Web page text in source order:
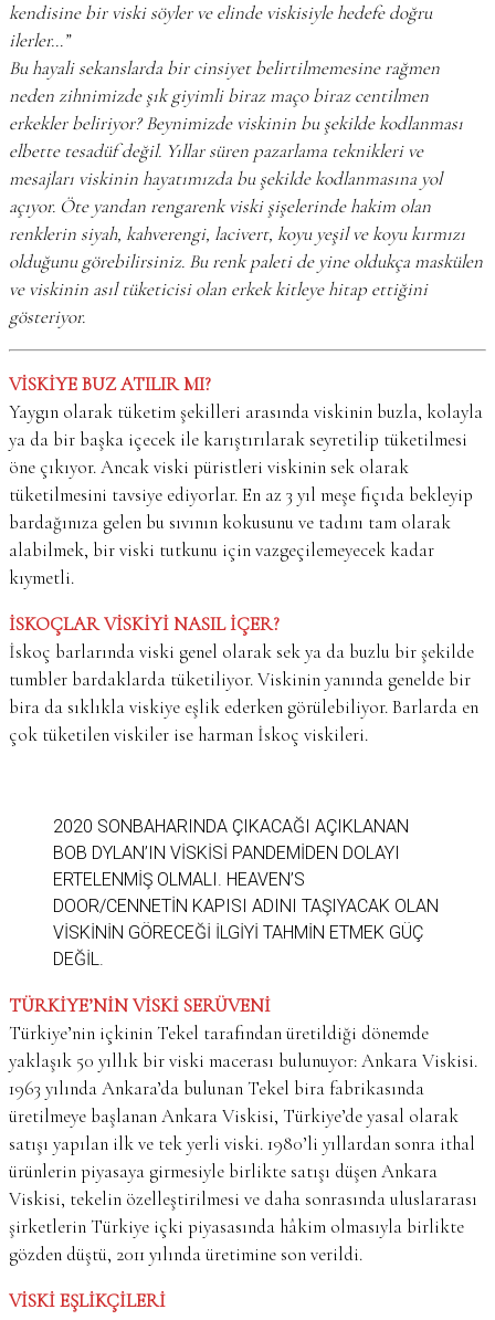
kendisine bir viski söyler ve elinde viskisiyle hedefe doğru
ilerler…”
Bu hayali sekanslarda bir cinsiyet belirtilmemesine rağmen
neden zihnimizde şık giyimli biraz maço biraz centilmen
erkekler beliriyor? Beynimizde viskinin bu şekilde kodlanması
elbette tesadüf değil. Yıllar süren pazarlama teknikleri ve
mesajları viskinin hayatımızda bu şekilde kodlanmasına yol
açıyor. Öte yandan rengarenk viski şişelerinde hakim olan
renklerin siyah, kahverengi, lacivert, koyu yeşil ve koyu kırmızı
olduğunu görebilirsiniz. Bu renk paleti de yine oldukça maskülen
ve viskinin asıl tüketicisi olan erkek kitleye hitap ettiğini
gösteriyor.
VİSKİYE BUZ ATILIR MI?
Yaygın olarak tüketim şekilleri arasında viskinin buzla, kolayla
ya da bir başka içecek ile karıştırılarak seyretilip tüketilmesi
öne çıkıyor. Ancak viski püristleri viskinin sek olarak
tüketilmesini tavsiye ediyorlar. En az 3 yıl meşe fıçıda bekleyip
bardağınıza gelen bu sıvının kokusunu ve tadını tam olarak
alabilmek, bir viski tutkunu için vazgeçilemeyecek kadar
kıymetli.
İSKOÇLAR VİSKİYİ NASIL İÇER?
İskoç barlarında viski genel olarak sek ya da buzlu bir şekilde
tumbler bardaklarda tüketiliyor. Viskinin yanında genelde bir
bira da sıklıkla viskiye eşlik ederken görülebiliyor. Barlarda en
çok tüketilen viskiler ise harman İskoç viskileri.
2020 SONBAHARINDA ÇIKACAĞI AÇIKLANAN
BOB DYLAN’IN VISKISI PANDEMIDEN DOLAYI
ERTELENMIŞ OLMALI. HEAVEN’S
DOOR/CENNETIN KAPISI ADINI TAŞIYACAK OLAN
VISKININ GÖRECEĞI ILGIYI TAHMIN ETMEK GÜÇ
DEĞIL.
TÜRKİYE’NİN VİSKİ SERÜVENİ
Türkiye’nin içkinin Tekel tarafından üretildiği dönemde
yaklaşık 50 yıllık bir viski macerası bulunuyor: Ankara Viskisi.
1963 yılında Ankara’da bulunan Tekel bira fabrikasında
üretilmeye başlanan Ankara Viskisi, Türkiye’de yasal olarak
satışı yapılan ilk ve tek yerli viski. 1980’li yıllardan sonra ithal
ürünlerin piyasaya girmesiyle birlikte satışı düşen Ankara
Viskisi, tekelin özelleştirilmesi ve daha sonrasında uluslararası
şirketlerin Türkiye içki piyasasında hâkim olmasıyla birlikte
gözden düştü, 2011 yılında üretimine son verildi.
VİSKİ EŞLİKÇİLERİ